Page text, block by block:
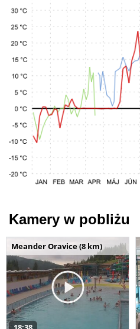
Kamery w pobliżu
Meander Oravice (8 km)